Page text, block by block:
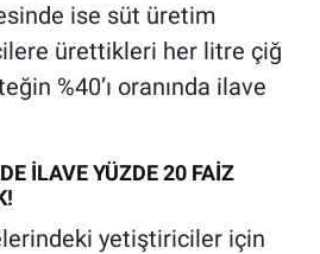
ise süt üretim
ürettikleri her litre çiğ
%40’ı oranında ilave
İLAVE YÜZDE 20 FAİZ
yetiştiriciler için